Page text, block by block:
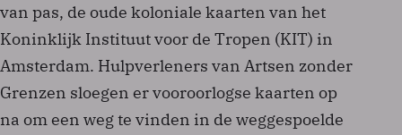
van pas, de oude koloniale kaarten van het
Koninklijk Instituut voor de Tropen (KIT) in
Amsterdam. Hulpverleners van Artsen zonder
Grenzen sloegen er vooroorlogse kaarten op
na om een weg te vinden in de weggespoelde